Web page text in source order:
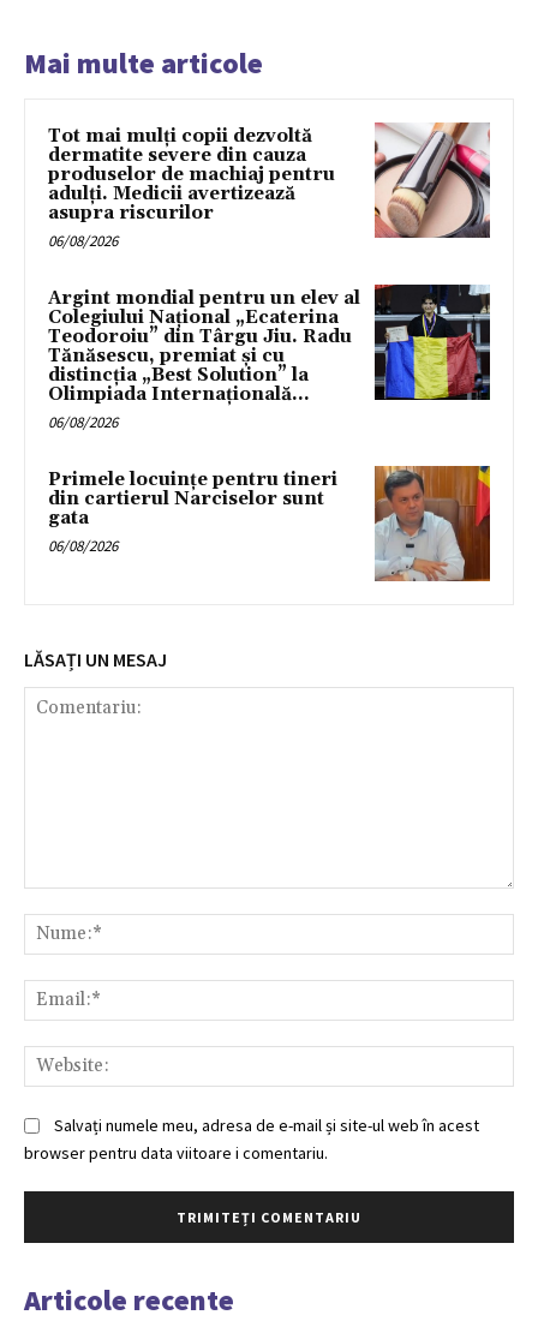
Mai multe articole
Tot mai mulți copii dezvoltă
dermatite severe din cauza
produselor de machiaj pentru
adulți. Medicii avertizează
asupra riscurilor
06/08/2026
Argint mondial pentru un elev al
Colegiului Național „Ecaterina
Teodoroiu” din Târgu Jiu. Radu
Tănăsescu, premiat și cu
distincția „Best Solution” la
Olimpiada Internațională...
06/08/2026
Primele locuințe pentru tineri
din cartierul Narciselor sunt
gata
06/08/2026
LĂSAȚI UN MESAJ
Salvați numele meu, adresa de e-mail și site-ul web în acest
browser pentru data viitoare i comentariu.
Articole recente